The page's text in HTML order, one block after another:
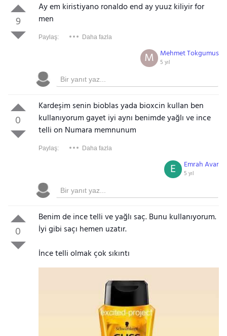
9
Ay em kiristiyano ronaldo end ay yuuz kiliyir for
men
Paylaş: Daha fazla
Mehmet Tokgumus
5 yıl
M
0
Kardeşim senin bioblas yada bioxcin kullan ben
kullanıyorum gayet iyi aynı benimde yağlı ve ince
telli on Numara memnunum
Paylaş: Daha fazla
Emrah Avar
5 yıl
E
0
Benim de ince telli ve yağlı saç. Bunu kullanıyorum.
İyi gibi saçı hemen uzatır.
İnce telli olmak çok sıkıntı